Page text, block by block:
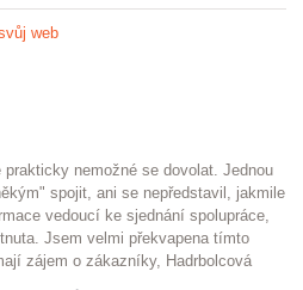
web
prakticky nemožné se dovolat. Jednou
spojit, ani se nepředstavil, jakmile
vedoucí ke sjednání spolupráce,
Jsem velmi překvapena tímto
zájem o zákazníky, Hadrbolcová